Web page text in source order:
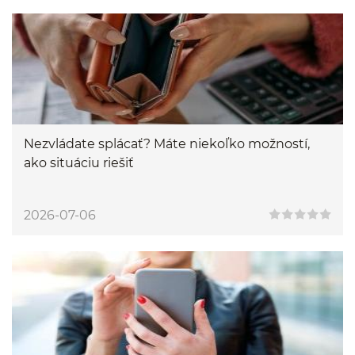
Nezvládate splácať? Máte niekoľko možností,
ako situáciu riešiť
2026-07-06